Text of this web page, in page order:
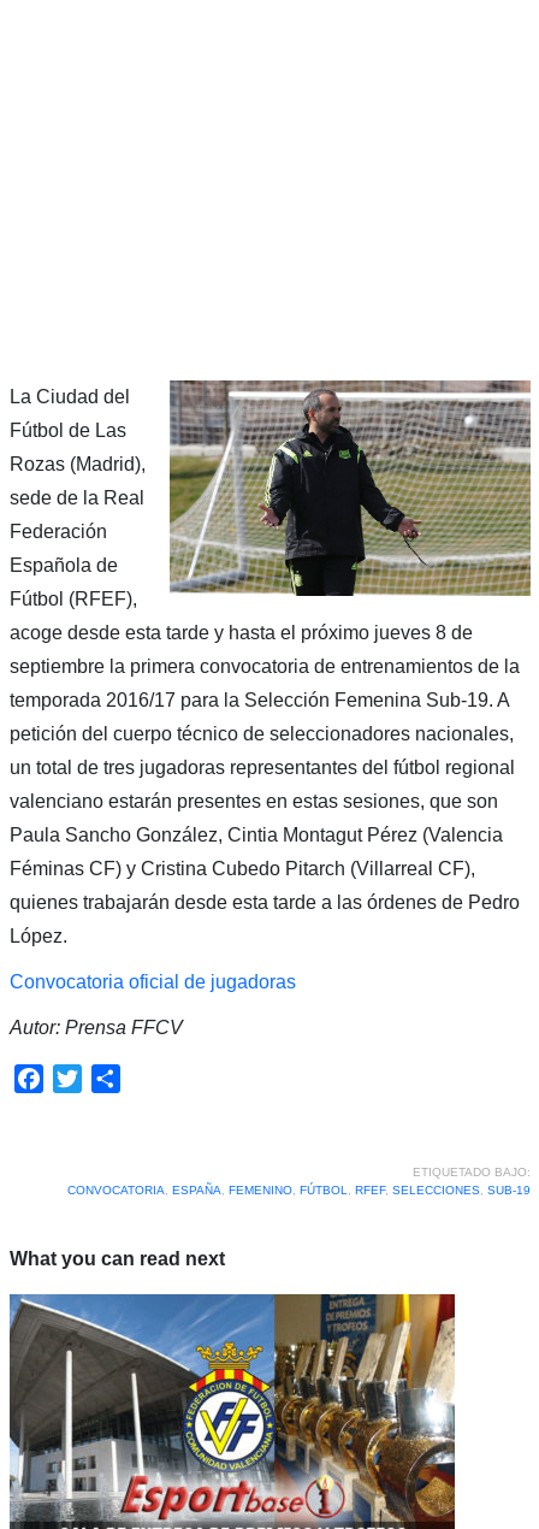
La Ciudad del
Fútbol de Las
Rozas (Madrid),
sede de la Real
Federación
Española de
Fútbol (RFEF),
acoge desde esta tarde y hasta el próximo jueves 8 de
septiembre la primera convocatoria de entrenamientos de la
temporada 2016/17 para la Selección Femenina Sub-19. A
petición del cuerpo técnico de seleccionadores nacionales,
un total de tres jugadoras representantes del fútbol regional
valenciano estarán presentes en estas sesiones, que son
Paula Sancho González, Cintia Montagut Pérez (Valencia
Féminas CF) y Cristina Cubedo Pitarch (Villarreal CF),
quienes trabajarán desde esta tarde a las órdenes de Pedro
López.
Convocatoria oficial de jugadoras
Autor: Prensa FFCV
Facebook
Twitter
ETIQUETADO BAJO:
CONVOCATORIA
ESPAÑA FEMENINO, FÚTBOL RFEF, SELECCIONES, SUB-19
What you can read next